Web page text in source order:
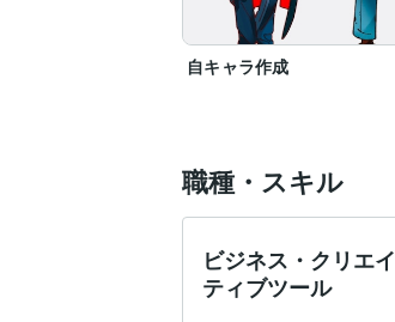
自キャラ作成
職種・スキル
ビジネス・クリエイ
ティブツール